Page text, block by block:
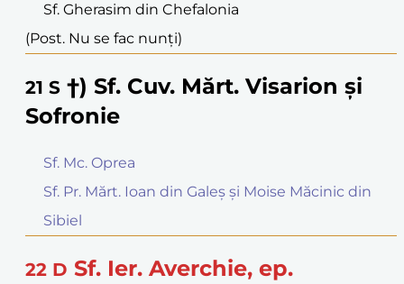
Sf. Gherasim din Chefalonia
(Post. Nu se fac nunți)
21 S †) Sf. Cuv. Mărt. Visarion și
Sofronie
Sf. Mc. Oprea
Sf. Pr. Mărt. Ioan din Galeș și Moise Măcinic din
Sibiel
22 D Sf. Ier. Averchie, ep.